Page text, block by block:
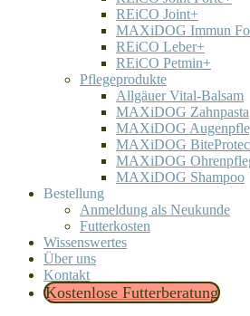
REiCO Joint+
MAXiDOG Immun
REiCO Leber+
REiCO Petmin+
Pflegeprodukte
Allgäuer Vital-Balsam
MAXiDOG Zahnpasta
MAXiDOG
MAXiDOG
MAXiDOG
MAXiDOG Shampoo
Bestellung
Anmeldung als Neukunde
Futterkosten
Wissenswertes
Über uns
Kontakt
Kostenlose Futterberatung